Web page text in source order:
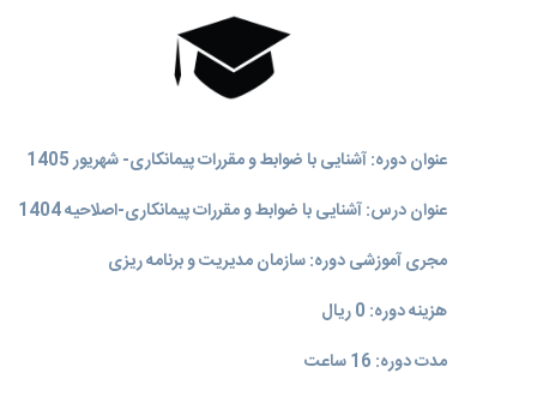
عنوان دوره: آشنایی با ضوابط و مقررات پیمانکاری- شهریور 1405
عنوان درس: آشنایی با ضوابط و مقررات پیمانکاری-اصلاحیه 1404
مجری آموزشی دوره: سازمان مدیریت و برنامه‌ ریزی
هزینه دوره: 0 ریال
مدت دوره: 16 ساعت